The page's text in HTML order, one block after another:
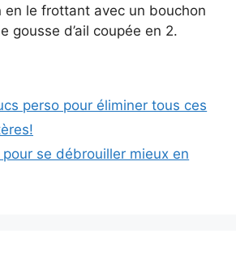
en le frottant avec un bouchon
gousse d’ail coupée en 2.
perso pour éliminer tous ces
se débrouiller mieux en